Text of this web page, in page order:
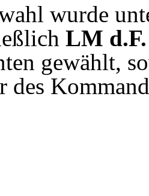
wurde
LM
gewählt,
des